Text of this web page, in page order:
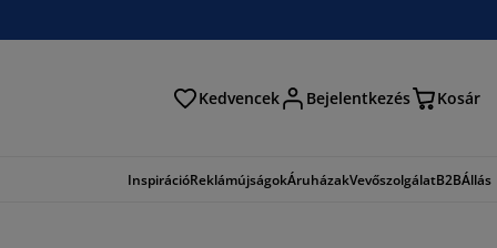
Kedvencek Bejelentkezés Kosár
InspirációReklámújságokÁruházakVevőszolgálatB2BÁllás